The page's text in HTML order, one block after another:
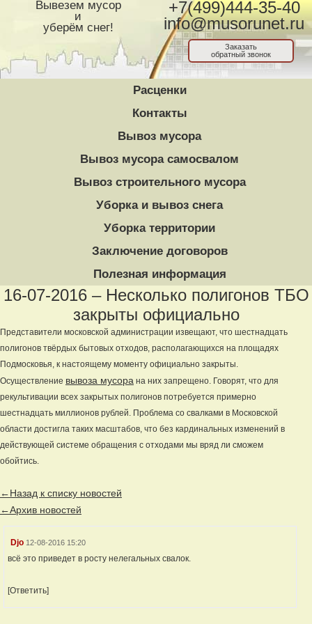
Вывезем мусор
и
уберём снег!
+7(499)444-35-40
info@musorunet.ru
Заказать
обратный звонок
Расценки
Контакты
Вывоз мусора
Вывоз мусора самосвалом
Вывоз строительного мусора
Уборка и вывоз снега
Уборка территории
Заключение договоров
Полезная информация
16-07-2016 – Несколько полигонов ТБО
закрыты официально
Представители московской администрации извещают, что шестнадцать
полигонов твёрдых бытовых отходов, располагающихся на площадях
Подмосковья, к настоящему моменту официально закрыты.
Осуществление вывоза мусора на них запрещено. Говорят, что для
рекультивации всех закрытых полигонов потребуется примерно
шестнадцать миллионов рублей. Проблема со свалками в Московской
области достигла таких масштабов, что без кардинальных изменений в
действующей системе обращения с отходами мы вряд ли сможем
обойтись.
←Назад к списку новостей
←Архив новостей
Djo 12-08-2016 15:20
всё это приведет в росту нелегальных свалок.
[Ответить]